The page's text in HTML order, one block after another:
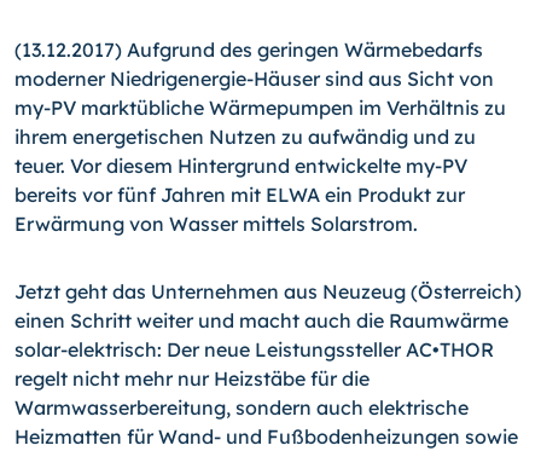
(13.12.2017) Aufgrund des geringen Wärmebedarfs
moderner Niedrigenergie-Häuser sind aus Sicht von
my-PV marktübliche Wärmepumpen im Verhältnis zu
ihrem energetischen Nutzen zu aufwändig und zu
teuer. Vor diesem Hintergrund entwickelte my-PV
bereits vor fünf Jahren mit ELWA ein Produkt zur
Erwärmung von Wasser mittels Solarstrom.
Jetzt geht das Unternehmen aus Neuzeug (Österreich)
einen Schritt weiter und macht auch die Raumwärme
solar-elektrisch: Der neue Leistungssteller AC•THOR
regelt nicht mehr nur Heizstäbe für die
Warmwasserbereitung, sondern auch elektrische
Heizmatten für Wand- und Fußbodenheizungen sowie